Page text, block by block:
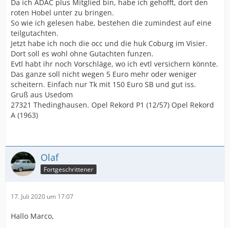
Da ich ADAC plus Mitglied bin, habe ich gehofft, dort den
roten Hobel unter zu bringen.
So wie ich gelesen habe, bestehen die zumindest auf eine
teilgutachten.
Jetzt habe ich noch die occ und die huk Coburg im Visier.
Dort soll es wohl ohne Gutachten funzen.
Evtl habt ihr noch Vorschläge, wo ich evtl versichern könnte.
Das ganze soll nicht wegen 5 Euro mehr oder weniger
scheitern. Einfach nur Tk mit 150 Euro SB und gut iss.
Gruß aus Usedom
27321 Thedinghausen. Opel Rekord P1 (12/57) Opel Rekord
A (1963)
Olaf
Fortgeschrittener
17. Juli 2020 um 17:07
Hallo Marco,